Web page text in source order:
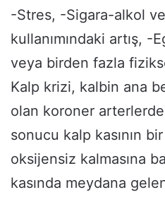
-Stres, -Sigara-alkol ve
kullanımındaki artış, -
veya birden fazla
Kalp krizi, kalbin ana
olan koroner
sonucu kalp kasının
oksijensiz kalmasına
kasında meydana